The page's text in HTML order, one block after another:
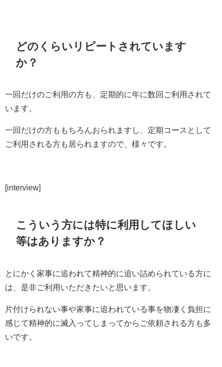
どのくらいリピートされています
か？
一回だけのご利用の方も、定期的に年に数回ご利用されて
います。
一回だけの方ももちろんおられますし、定期コースとして
ご利用される方も居られますので、様々です。
[interview]
こういう方には特に利用してほしい
等はありますか？
とにかく家事に追われて精神的に追い詰められている方に
は、是非ご利用いただきたいと思います。
片付けられない事や家事に追われている事を物凄く負担に
感じて精神的に滅入ってしまってからご依頼される方も多
いです。